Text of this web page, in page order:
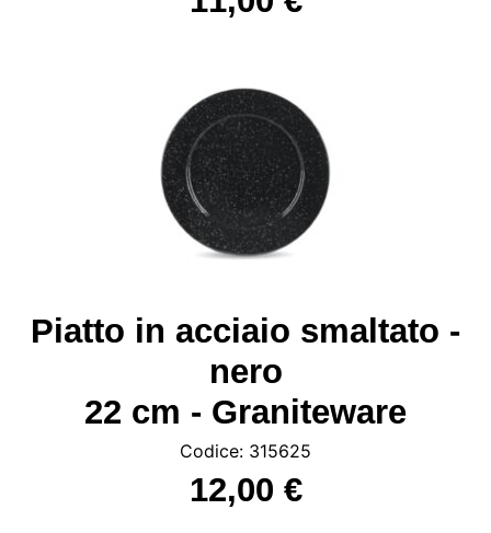
Piatto in acciaio smaltato -
nero
22 cm - Graniteware
Codice: 315625
12,00 €